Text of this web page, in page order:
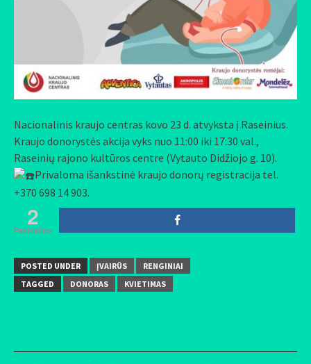
Nacionalinis kraujo centras kovo 23 d. atvyksta į Raseinius.
Kraujo donorystės akcija vyks nuo 11:00 iki 17:30 val.,
Raseinių rajono kultūros centre (Vytauto Didžiojo g. 10).
Privaloma išankstinė kraujo donorų registracija tel.
+370 698 14 903.
2
Pasidalino
POSTED UNDER ĮVAIRŪS
RENGINIAI
TAGGED
DONORAS KVIETIMAS